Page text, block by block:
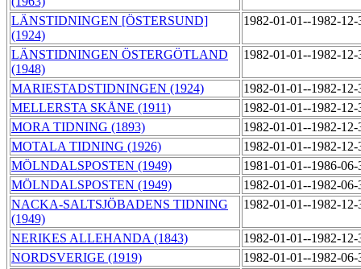
LÄNSTIDNINGEN [ÖSTERSUND]
(1924)
1982-01-01--1982-
LÄNSTIDNINGEN ÖSTERGÖTLAND
(1948)
1982-01-01--1982-
MARIESTADSTIDNINGEN (1924)
1982-01-01--1982-
MELLERSTA SKÅNE (1911)
1982-01-01--1982-
MORA TIDNING (1893)
1982-01-01--1982-
MOTALA TIDNING (1926)
1982-01-01--1982-
MÖLNDALSPOSTEN (1949)
1981-01-01--1986-
MÖLNDALSPOSTEN (1949)
1982-01-01--1982-
NACKA-SALTSJÖBADENS TIDNING
(1949)
1982-01-01--1982-
NERIKES ALLEHANDA (1843)
1982-01-01--1982-
NORDSVERIGE (1919)
1982-01-01--1982-